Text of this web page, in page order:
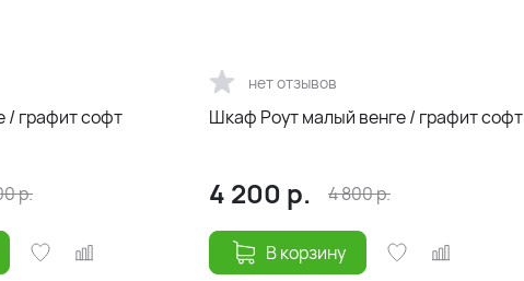
/ графит софт
р.
нет отзывов
Шкаф Роут малый венге / графит софт
4 200 р. 4 800р.
В корзину